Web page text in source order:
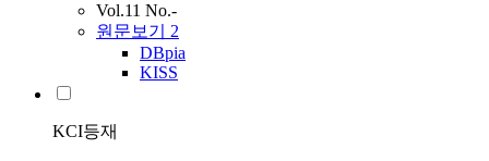
Vol.11 No.-
원문보기 2
DBpia
KISS
KCI등재